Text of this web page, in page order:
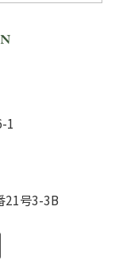
1
21号3-3B